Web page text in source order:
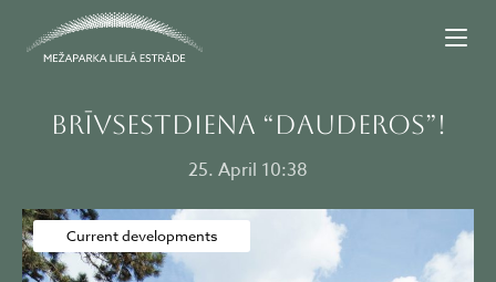
BRĪVSESTDIENA “DAUDEROS”!
25. April 10:38
Current developments